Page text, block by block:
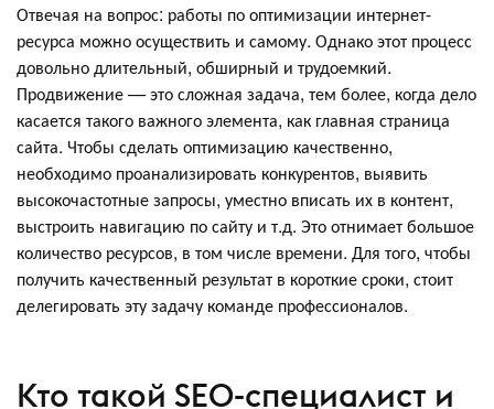
Отвечая на вопрос: работы по оптимизации интернет-
ресурса можно осуществить и самому. Однако этот процесс
довольно длительный, обширный и трудоемкий.
Продвижение — это сложная задача, тем более, когда дело
касается такого важного элемента, как главная страница
сайта. Чтобы сделать оптимизацию качественно,
необходимо проанализировать конкурентов, выявить
высокочастотные запросы, уместно вписать их в контент,
выстроить навигацию по сайту и т.д. Это отнимает большое
количество ресурсов, в том числе времени. Для того, чтобы
получить качественный результат в короткие сроки, стоит
делегировать эту задачу команде профессионалов.
Кто такой SEO-специалист и